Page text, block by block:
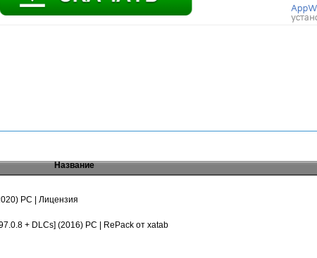
Название
PC | Лицензия
+ DLCs] (2016) PC | RePack от xatab